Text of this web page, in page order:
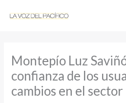
Montepío Luz
confianza de los
cambios en el